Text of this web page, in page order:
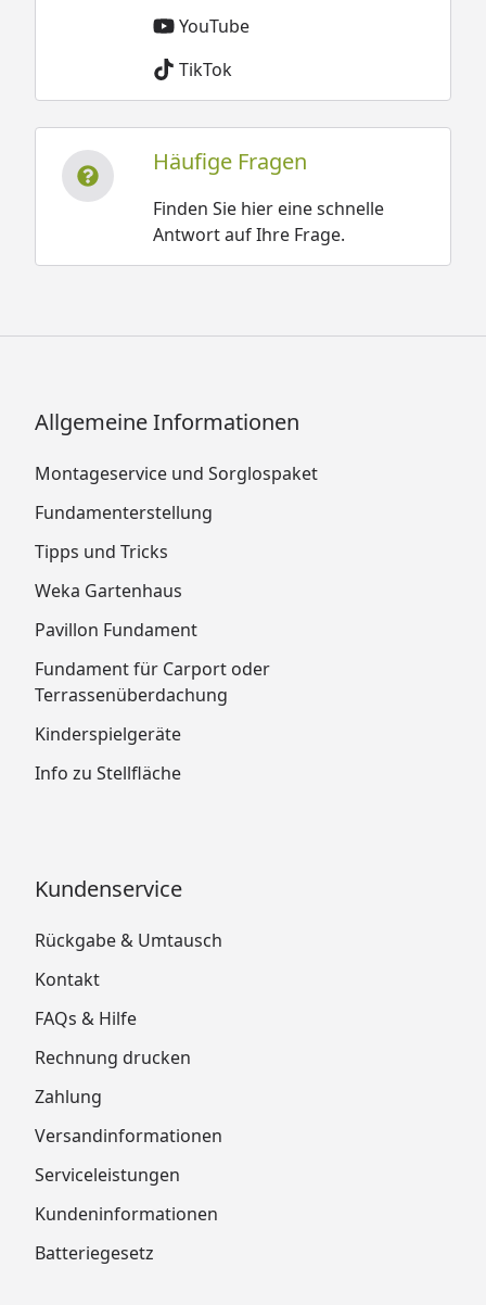
YouTube
TikTok
Häufige Fragen
Finden Sie hier eine schnelle
Antwort auf Ihre Frage.
Allgemeine Informationen
Montageservice und Sorglospaket
Fundamenterstellung
Tipps und Tricks
Weka Gartenhaus
Pavillon Fundament
Fundament für Carport oder
Terrassenüberdachung
Kinderspielgeräte
Info zu Stellfläche
Kundenservice
Rückgabe & Umtausch
Kontakt
FAQs & Hilfe
Rechnung drucken
Zahlung
Versandinformationen
Serviceleistungen
Kundeninformationen
Batteriegesetz